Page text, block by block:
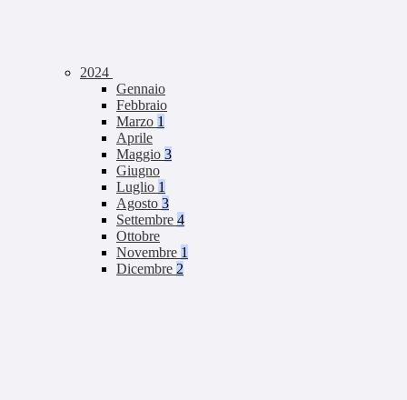
2024
Gennaio
Febbraio
Marzo 1
Aprile
Maggio 3
Giugno
Luglio 1
Agosto 3
Settembre 4
Ottobre
Novembre 1
Dicembre 2